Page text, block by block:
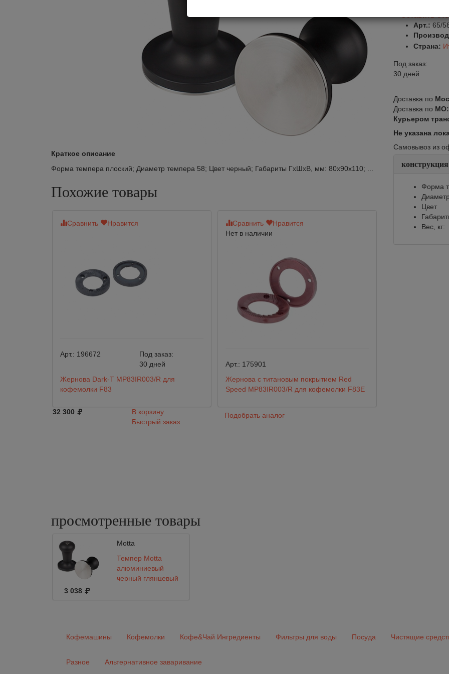
Краткое описание
Форма темпера плоский; Диаметр темпера 58; Цвет черный; Габариты ГхШхВ, мм: 80х90х110; ...
Похожие товары
Сравнить Нравится
Арт.: 196672
Под заказ:
30 дней
Жернова Dark-T MP83IR003/R для
кофемолки F83
32 300
В корзину
Быстрый заказ
Сравнить
Нравится
Нет в наличии
Арт.: 175901
Жернова с титановым покрытием Red
Speed MP83IR003/R для кофемолки F83E
Подобрать аналог
Сравнить
Арт.: 65/
Страна:
Под заказ:
30 дней
Доставка по
Доставка по МО:
Курьером
Не указана
Самовывоз из
конструкция
Форма
Цвет
Вес, кг:
просмотренные товары
Motta
Темпер Motta
алюминиевый
черный глянцевый
3 038
Кофемашины Кофемолки Кофе&Чай Ингредиенты Фильтры для воды Посуда Чистящие
Разное Альтернативное заваривание